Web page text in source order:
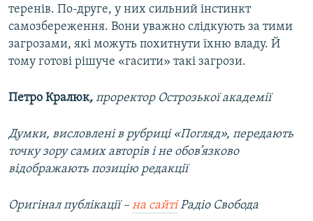
теренів. По-друге, у них сильний інстинкт
самозбереження. Вони уважно слідкують за тими
загрозами, які можуть похитнути їхню владу. Й
тому готові рішуче «гасити» такі загрози.
Петро Кралюк, проректор Острозької академії
Думки, висловлені в рубриці «Погляд», передають
точку зору самих авторів і не обов’язково
відображають позицію редакції
Оригінал публікації – на сайтіРадіо Свобода